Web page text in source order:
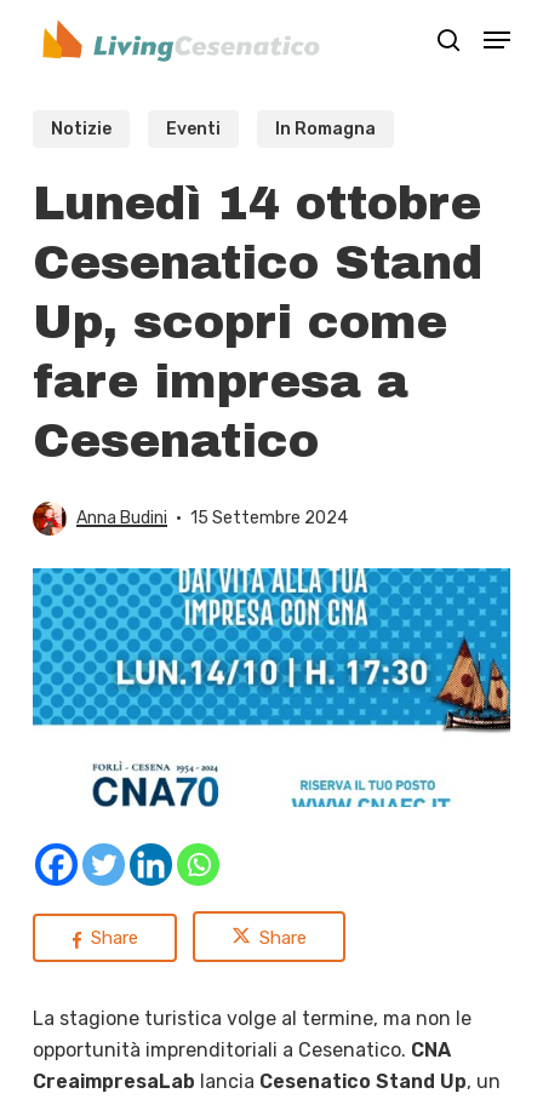
search
Menu
Notizie Eventi In Romagna
Lunedì 14 ottobre
Cesenatico Stand
Up, scopri come
fare impresa a
Cesenatico
Anna Budini 15 Settembre 2024
Share Share
La stagione turistica volge al termine, ma non le
opportunità imprenditoriali a Cesenatico. CNA
CreaimpresaLab lancia Cesenatico Stand Up, un